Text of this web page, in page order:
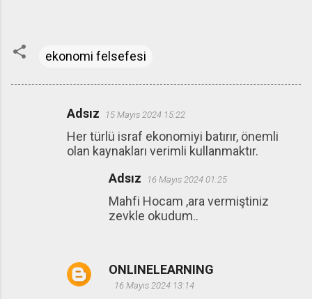
ekonomi felsefesi
Adsız 15 Mayıs 2024 15:22
Her türlü israf ekonomiyi batırır, önemli
olan kaynakları verimli kullanmaktır.
Adsız
16 Mayıs 2024 01:25
Mahfi Hocam ,ara vermiştiniz
zevkle okudum..
ONLINELEARNING
16 Mayıs 2024 13:14